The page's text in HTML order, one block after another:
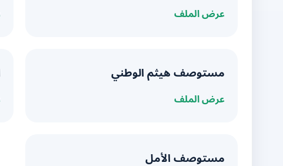
عرض الملف
مستوصف هيثم الوطني
عرض الملف
مستوصف الأمل